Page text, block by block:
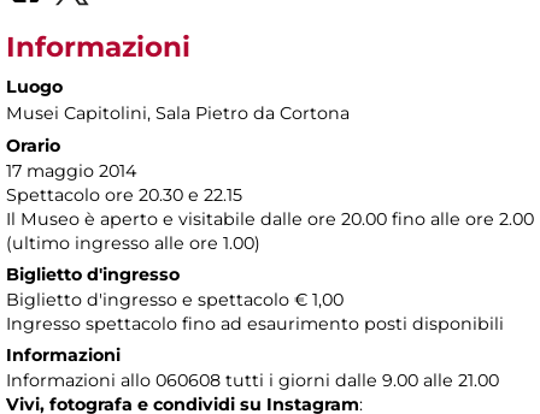
Informazioni
Luogo
Musei Capitolini, Sala Pietro da Cortona
Orario
17 maggio 2014
Spettacolo ore 20.30 e 22.15
Il Museo è aperto e visitabile dalle ore 20.00 fino alle ore 2.00
(ultimo ingresso alle ore 1.00)
Biglietto d'ingresso
Biglietto d'ingresso e spettacolo € 1,00
Ingresso spettacolo fino ad esaurimento posti disponibili
Informazioni
Informazioni allo 060608 tutti i giorni dalle 9.00 alle 21.00
Vivi, fotografa e condividi su Instagram: